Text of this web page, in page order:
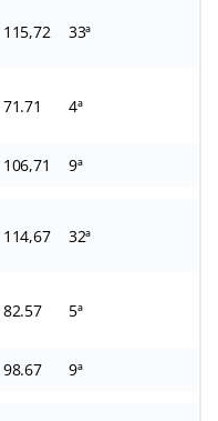
115,72 33ª
71.71 4ª
106,71 9ª
114,67 32ª
82.57 5ª
98.67 9ª